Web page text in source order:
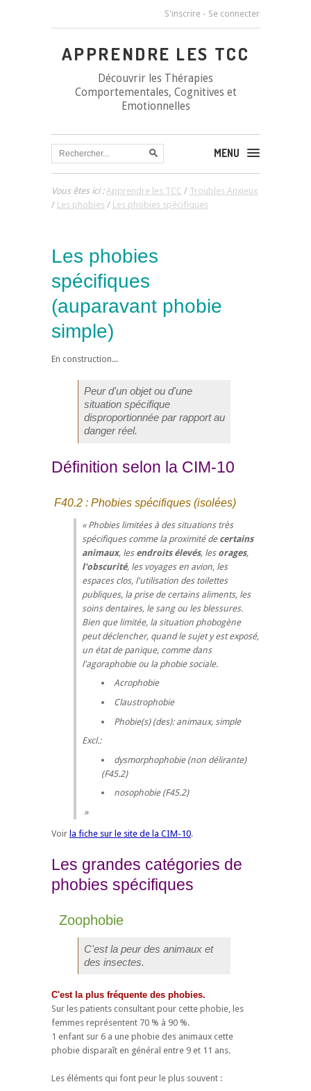
S'inscrire - Se connecter
APPRENDRE LES TCC
Découvrir les Thérapies
Comportementales, Cognitives et
Emotionnelles
MENU
Vous êtes ici :Apprendre les TCC / Troubles Anxieux
/ Les phobies / Les phobies spécifiques
Les phobies
spécifiques
(auparavant phobie
simple)
En construction...
Peur d'un objet ou d'une
situation spécifique
disproportionnée par rapport au
danger réel.
Définition selon la CIM-10
F40.2 : Phobies spécifiques (isolées)
Phobies limitées à des situations très
spécifiques comme la proximité de certains
animaux, les endroits élevés, les orages,
l'obscurité, les voyages en avion, les
espaces clos, l'utilisation des toilettes
publiques, la prise de certains aliments, les
soins dentaires, le sang ou les blessures.
Bien que limitée, la situation phobogène
peut déclencher, quand le sujet y est exposé,
un état de panique, comme dans
l'agoraphobie ou la phobie sociale.
Acrophobie
Claustrophobie
Phobie(s) (des): animaux, simple
Excl.:
dysmorphophobie (non délirante)
(F45.2)
nosophobie (F45.2)
Voir la fiche sur le site de la CIM-10.
Les grandes catégories de
phobies spécifiques
Zoophobie
C'est la peur des animaux et
des insectes.
C'est la plus fréquente des phobies.
Sur les patients consultant pour cette phobie, les
femmes représentent 70 % à 90 %.
1 enfant sur 6 a une phobie des animaux cette
phobie disparaît en général entre 9 et 11 ans.
Les éléments qui font peur le plus souvent :